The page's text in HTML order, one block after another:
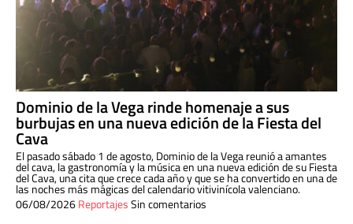
Dominio de la Vega rinde homenaje a sus
burbujas en una nueva edición de la Fiesta del
Cava
El pasado sábado 1 de agosto, Dominio de la Vega reunió a amantes
del cava, la gastronomía y la música en una nueva edición de su Fiesta
del Cava, una cita que crece cada año y que se ha convertido en una de
las noches más mágicas del calendario vitivinícola valenciano.
06/08/2026ReportajesSin comentarios